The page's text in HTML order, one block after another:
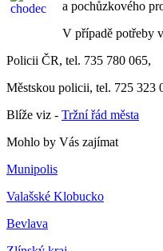
a pochůzkového
V případě potřeby
Policii ČR, tel. 735 780 065,
Městskou policii, tel. 725 323
Blíže viz - Tržní řád města
Mohlo by Vás zajímat
Munipolis
Valašské Klobucko
Bevlava